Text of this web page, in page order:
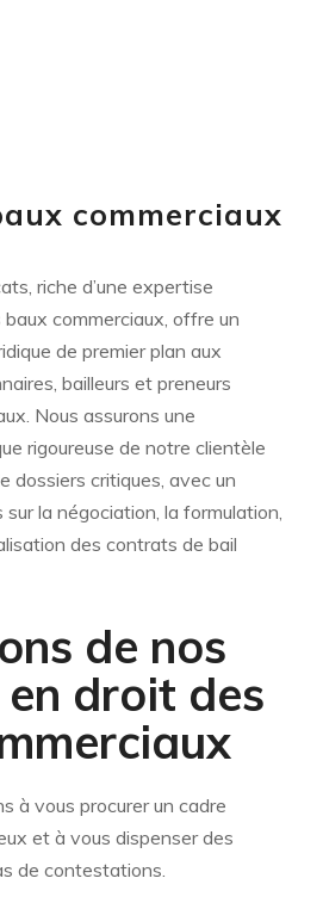
commerciaux
riche d’une expertise
commerciaux, offre un
de premier plan aux
bailleurs et preneurs
Nous assurons une
rigoureuse de notre clientèle
dossiers critiques, avec un
la négociation, la formulation,
des contrats de bail
de nos
droit des
à vous procurer un cadre
et à vous dispenser des
de contestations.